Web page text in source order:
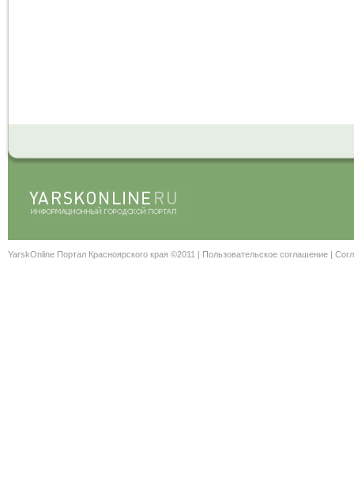
YarskOnline Портал Красноярского края ©2011 | Пользовательское соглашение |